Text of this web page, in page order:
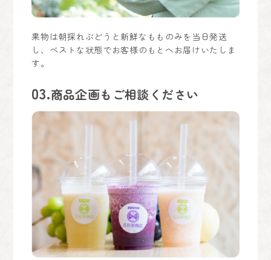
果物は朝採れぶどうと新鮮なもものみを当日発送
し、ベストな状態でお客様のもとへお届けいたしま
す。
03.商品企画もご相談ください